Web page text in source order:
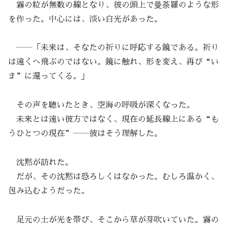
霧の粒が無数の線となり、彼の頭上で曼荼羅のような形
を作った。中心には、淡い白光があった。
――「未来は、そなたの祈りに呼応する鏡である。祈り
は遠くへ飛ぶのではない。鏡に触れ、形を変え、再び“い
ま”に還ってくる。」
その声を聴いたとき、空海の呼吸が深くなった。
未来とは遠い彼方ではなく、現在の延長線上にある“も
うひとつの現在”――彼はそう理解した。
沈黙が訪れた。
だが、その沈黙は恐ろしくはなかった。むしろ温かく、
包み込むようだった。
足元の土が光を帯び、そこから草が芽吹いていた。霧の